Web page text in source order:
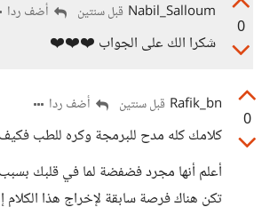
0
Nabil_Salloum قبل سنتين أضف ردا
شكرا الك على الجواب ❤️❤️❤️
0
Rafik_bn قبل سنتين أضف ردا
كلامك كله مدح للبرمجة وكره للطب فكيف
أعلم أنها مجرد فضفضة لما في قلبك
تكن هناك فرصة سابقة لإخراج هذا الكلام